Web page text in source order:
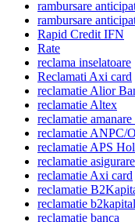
rambursare
rambursare
Rapid Credit IFN
Rate
reclama inselatoare
Reclamati Axi card
reclamatie Alior
reclamatie Altex
reclamatie
reclamatie ANPC/
reclamatie APS
reclamatie asigurare
reclamatie Axi card
reclamatie
reclamatie
reclamatie banca